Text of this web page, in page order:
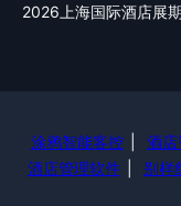
2026上海国际酒店展
涂鸦智能客控 酒店
酒店管理软件
别样